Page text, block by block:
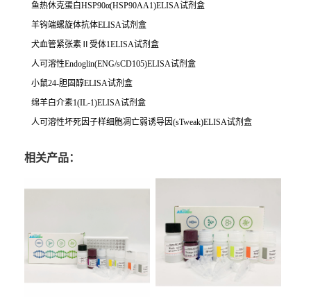
鱼热休克蛋白HSP90α(HSP90AA1)ELISA试剂盒
羊钩端螺旋体抗体ELISA试剂盒
犬血管紧张素Ⅱ受体1ELISA试剂盒
人可溶性Endoglin(ENG/sCD105)ELISA试剂盒
小鼠24-胆固醇ELISA试剂盒
绵羊白介素1(IL-1)ELISA试剂盒
人可溶性坏死因子样细胞凋亡弱诱导因(sTweak)ELISA试剂盒
相关产品：